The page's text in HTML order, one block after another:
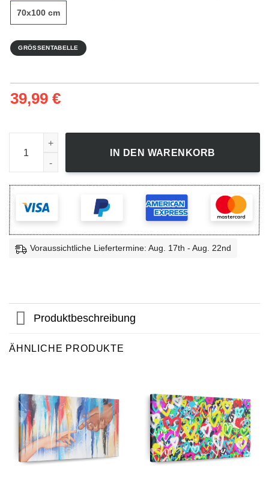
70x100 cm
GRÖSSENTABELLE
39,99 €
Heart Hands - Leinwandbild Menge
IN DEN WARENKORB
Voraussichtliche Liefertermine: Aug. 17th - Aug. 22nd
Produktbeschreibung
ÄHNLICHE PRODUKTE